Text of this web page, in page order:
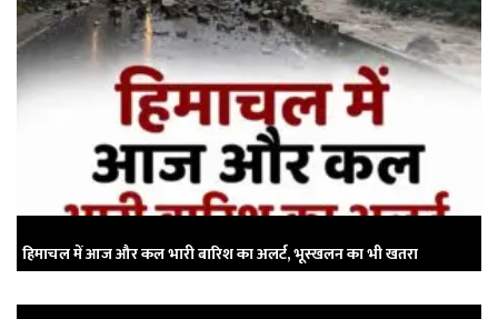
हिमाचल में आज और कल भारी बारिश का अलर्ट, भूस्खलन का भी खतरा